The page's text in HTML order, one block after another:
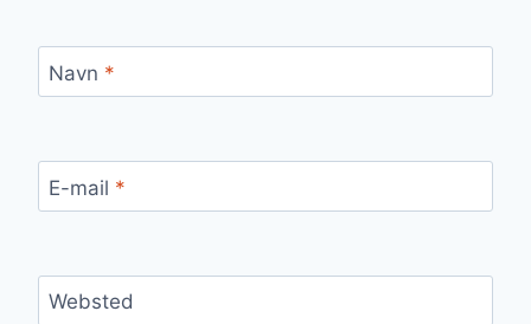
Navn *
E-mail *
Websted